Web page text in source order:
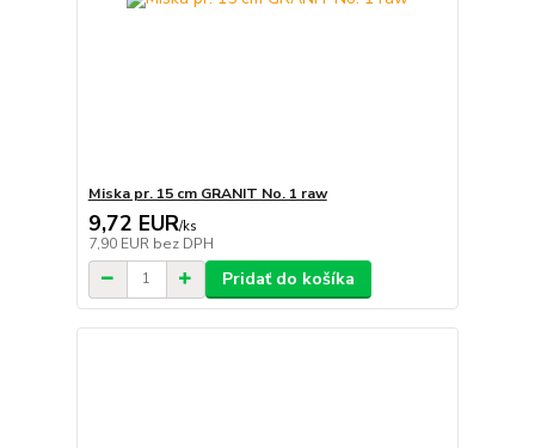
Miska pr. 15 cm GRANIT No. 1 raw
9,72 EUR/ks
7,90 EUR bez DPH
Pridať do košíka